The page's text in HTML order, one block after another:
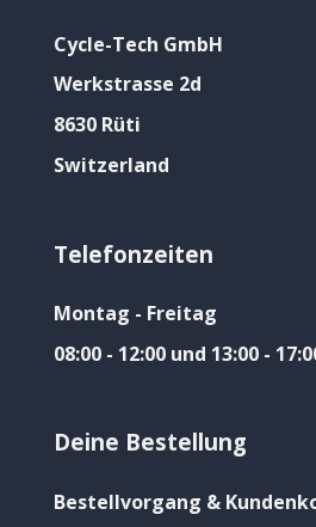
Cycle-Tech GmbH
Werkstrasse 2d
8630 Rüti
Switzerland
Telefonzeiten
Montag - Freitag
08:00 - 12:00 und 13:00 -
Deine Bestellung
Bestellvorgang &